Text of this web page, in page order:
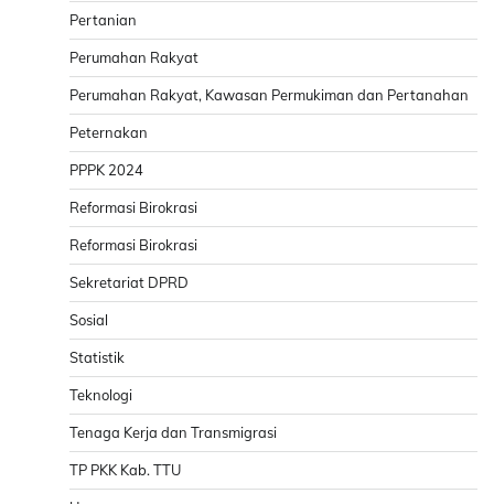
Pertanian
Perumahan Rakyat
Perumahan Rakyat, Kawasan Permukiman dan Pertanahan
Peternakan
PPPK 2024
Reformasi Birokrasi
Reformasi Birokrasi
Sekretariat DPRD
Sosial
Statistik
Teknologi
Tenaga Kerja dan Transmigrasi
TP PKK Kab. TTU